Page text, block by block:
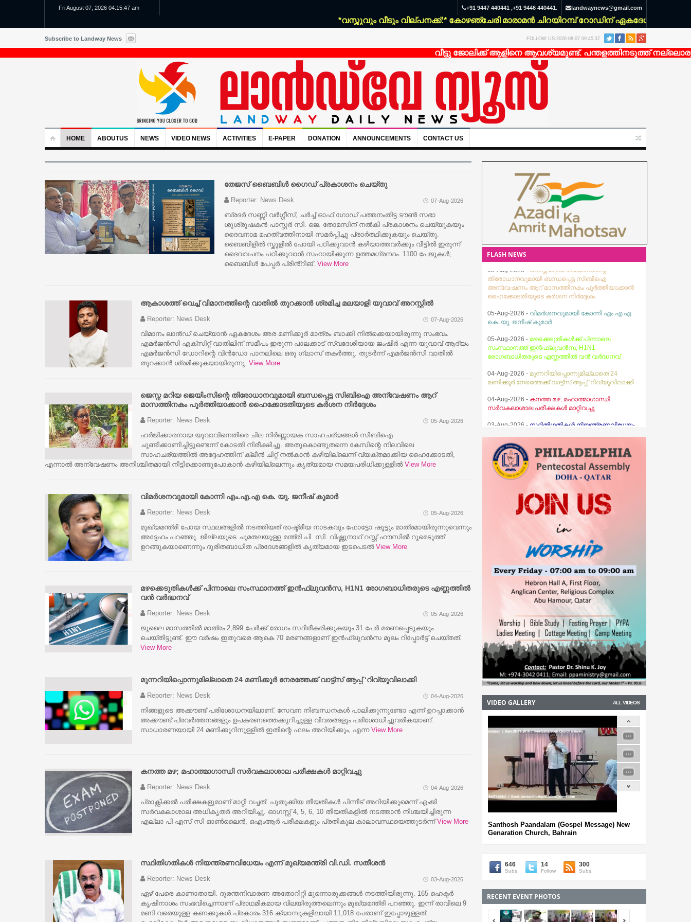
+91 9447 440441 ,+91 9446 440441. landwaynews@gmail.com
Fri August 07, 2026 04:15:48 am
*വസ്തുവും വീടും വില്പനക്ക്:* കോഴഞ്ചേരി മാരാമൻ ചിറയിറമ്പ് റോഡിന് ഏകദേശം 200 മീറ്റർ
FOLLOW US:2026-08-07 09:45:37
Subscribe to Landway News
വീട്ടു ജോലിക്ക് ആളിനെ ആവശ്യമുണ്ട്. പന്തളത്തിനടുത്ത് നല്ലൊരു
HOME ABOUTUS NEWS VIDEO NEWS ACTIVITIES E-PAPER DONATION ANNOUNCEMENTS CONTACT US
തേജസ് ബൈബിൾ ഗൈഡ് പ്രകാശനം ചെയ്തു
Reporter: News Desk 07-Aug-2026
ബ്രദർ സണ്ണി വർഗ്ഗീസ്, ചർച്ച് ഓഫ് ഗോഡ് പത്തനംതിട്ട ടൗൺ സഭാ
ശുശ്രൂഷകൻ പാസ്റ്റർ സി. ജെ. തോമസിന് നൽകി പ്രകാശനം ചെയ്യുകയും
ദൈവനാമ മഹത്വത്തിനായി സമർപ്പിച്ചു പ്രാർത്ഥിക്കുകയും ചെയ്തു.
ബൈബിളിൽ സ്കൂളിൽ പോയി പഠിക്കുവാൻ കഴിയാത്തവർക്കും വീട്ടിൽ ഇരുന്ന്
ദൈവവചനം പഠിക്കുവാൻ സഹായിക്കുന്ന ഉത്തമഗ്രന്ഥം. 1100 പേജുകൾ;
ബൈബിൾ പേപ്പർ പ്രിൻ്റിങ്. View More
ആകാശത്ത് വെച്ച് വിമാനത്തിന്റെ വാതിൽ തുറക്കാൻ ശ്രമിച്ച മലയാളി യുവാവ് അറസ്റ്റിൽ
Reporter: News Desk 07-Aug-2026
വിമാനം ലാൻഡ് ചെയ്യാൻ ഏകദേശം അര മണിക്കൂർ മാത്രം ബാക്കി നിൽക്കെയായിരുന്നു സംഭവം.
എമർജൻസി എക്സിറ്റ് വാതിലിന് സമീപം ഇരുന്ന പാലക്കാട് സ്വദേശിയായ ജംഷീർ എന്ന യുവാവ് ആദ്യം
എമർജൻസി ഡോറിന്റെ വിൻഡോ പാനലിലെ ഒരു ഗ്ലാസ് തകർത്തു. തുടർന്ന് എമർജൻസി വാതിൽ
തുറക്കാൻ ശ്രമിക്കുകയായിരുന്നു. View More
ജെസ്ന മറിയ ജെയിംസിന്റെ തിരോധാനവുമായി ബന്ധപ്പെട്ട സിബിഐ അന്വേഷണം ആറ്
മാസത്തിനകം പൂര്‍ത്തിയാക്കാന്‍ ഹൈക്കോടതിയുടെ കര്‍ശന നിര്‍ദ്ദേശം
Reporter: News Desk 05-Aug-2026
ഹര്‍ജിക്കാരനായ യുവാവിനെതിരെ ചില നിര്‍ണ്ണായക സാഹചര്യങ്ങള്‍ സിബിഐ
ചൂണ്ടിക്കാണിച്ചിട്ടുണ്ടെന്ന് കോടതി നിരീക്ഷിച്ചു. അതുകൊണ്ടുതന്നെ കേസിന്റെ നിലവിലെ
സാഹചര്യത്തില്‍ അദ്ദേഹത്തിന് ക്ലീന്‍ ചിറ്റ് നല്‍കാന്‍ കഴിയില്ലെന്ന് വ്യക്തമാക്കിയ ഹൈക്കോടതി,
എന്നാല്‍ അന്വേഷണം അനിശ്ചിതമായി നീട്ടിക്കൊണ്ടുപോകാന്‍ കഴിയില്ലെന്നും കൃത്യമായ സമയപരിധിക്കുള്ളില്‍ View More
വിമർശനവുമായി കോന്നി എം.എ.എ കെ. യു. ജനീഷ് കുമാർ
Reporter: News Desk 05-Aug-2026
മുഖ്യമന്ത്രി പോയ സ്ഥലങ്ങളിൽ നടത്തിയത് രാഷ്ട്രീയ നാടകവും ഫോട്ടോ ഷൂട്ടും മാത്രമായിരുന്നുവെന്നും
അദ്ദേഹം പറഞ്ഞു. ജില്ലയുടെ ചുമതലയുള്ള മന്ത്രി പി. സി. വിഷ്ണുനാഥ് റസ്റ്റ് ഹൗസിൽ റൂമെടുത്ത്
ഉറങ്ങുകയാണെന്നും ദുരിതബാധിത പ്രദേശങ്ങളിൽ കൃത്യമായ ഇടപെടൽ View More
മഴക്കെടുതികൾക്ക് പിന്നാലെ സംസ്ഥാനത്ത് ഇൻഫ്ലുവൻസ, H1N1 രോഗബാധിതരുടെ എണ്ണത്തിൽ
വൻ വർദ്ധനവ്
Reporter: News Desk 05-Aug-2026
ജൂലൈ മാസത്തിൽ മാത്രം 2,899 പേർക്ക് രോഗം സ്ഥിരീകരിക്കുകയും 31 പേർ മരണപ്പെടുകയും
ചെയ്തിട്ടുണ്ട്. ഈ വർഷം ഇതുവരെ ആകെ 70 മരണങ്ങളാണ് ഇൻഫ്ലുവൻസ മൂലം റിപ്പോർട്ട് ചെയ്തത്.
View More
മുന്നറിയിപ്പൊന്നുമില്ലാതെ 24 മണിക്കൂർ നേരത്തേക്ക് വാട്ട്സ് ആപ്പ് ‘റിവ്യൂവിലാക്കി
Reporter: News Desk 04-Aug-2026
നിങ്ങളുടെ അക്കൗണ്ട് പരിശോധനയിലാണ്. സേവന നിബന്ധനകൾ പാലിക്കുന്നുണ്ടോ എന്ന് ഉറപ്പാക്കാൻ
അക്കൗണ്ട് പ്രവർത്തനങ്ങളും ഉപകരണത്തെക്കുറിച്ചുള്ള വിവരങ്ങളും പരിശോധിച്ചുവരികയാണ്.
സാധാരണയായി 24 മണിക്കൂറിനുള്ളിൽ ഇതിന്റെ ഫലം അറിയിക്കും, എന്ന View More
കനത്ത മഴ; മഹാത്മാഗാന്ധി സര്‍വകലാശാല പരീക്ഷകള്‍ മാറ്റിവച്ചു
Reporter: News Desk 04-Aug-2026
പ്രാക്റ്റിക്കല്‍ പരീക്ഷകളുമാണ് മാറ്റി വച്ചത്. പുതുക്കിയ തീയതികള്‍ പിന്നീട് അറിയിക്കുമെന്ന് എംജി
സര്‍വകലാശാല അധികൃതര്‍ അറിയിച്ചു. ഓഗസ്റ്റ് 4, 5, 6, 10 തീയതികളില്‍ നടത്താന്‍ നിശ്ചയിച്ചിരുന്ന
എല്ലാ പി എസ് സി ഓണ്‍ലൈന്‍, ഒഎംആര്‍ പരീക്ഷകളും പ്രതികൂല കാലാവസ്ഥയെത്തുടര്‍ന്ന്View More
സ്ഥിതിഗതികൾ നിയന്ത്രണവിധേയം എന്ന് മുഖ്യമന്ത്രി വി.ഡി. സതീശൻ
Reporter: News Desk 03-Aug-2026
ഏഴ് പേരെ കാണാതായി. ദുരന്തനിവാരണ അതോറിറ്റി മുന്നൊരുക്കങ്ങൾ നടത്തിയിരുന്നു. 165 ഹെക്ട‌ർ
കൃഷിനാശം സംഭവിച്ചെന്നാണ് പ്രാഥമികമായ വിലയിരുത്തലെന്നും മുഖ്യമന്ത്രി പറഞ്ഞു. ഇന്ന് രാവിലെ 9
മണി വരെയുള്ള കണക്കുകൾ പ്രകാരം 316 ക്യാമ്പുകളിലായി 11,018 പേരാണ് ഇപ്പോഴുള്ളത്.
FLASH NEWS
05-Aug-2026 -
ജെസ്ന മറിയ ജെയിംസിന്റെ
തിരോധാനവുമായി ബന്ധപ്പെട്ട സിബിഐ
അന്വേഷണം ആറ് മാസത്തിനകം പൂര്‍ത്തിയാക്കാന്‍
ഹൈക്കോടതിയുടെ കര്‍ശന നിര്‍ദ്ദേശം
05-Aug-2026 -
വിമർശനവുമായി കോന്നി എം.എ.എ
കെ. യു. ജനീഷ് കുമാർ
05-Aug-2026 - മഴക്കെടുതികൾക്ക് പിന്നാലെ
സംസ്ഥാനത്ത് ഇൻഫ്ലുവൻസ, H1N1
രോഗബാധിതരുടെ എണ്ണത്തിൽ വൻ വർദ്ധനവ്
04-Aug-2026 -
മുന്നറിയിപ്പൊന്നുമില്ലാതെ 24
മണിക്കൂർ നേരത്തേക്ക് വാട്ട്സ് ആപ്പ് ‘റിവ്യൂവിലാക്കി
04-Aug-2026 -
കനത്ത മഴ; മഹാത്മാഗാന്ധി
സര്‍വകലാശാല പരീക്ഷകള്‍ മാറ്റിവച്ചു
എന്ന് മുഖ്യമന്ത്രി വി.ഡി. സതീശൻ
07-Aug-2026 - തേജസ് ബൈബിൾ ഗൈഡ്
പ്രകാശനം ചെയ്തു
07-Aug-2026 -
ആകാശത്ത് വെച്ച് വിമാനത്തിന്റെ
വാതിൽ തുറക്കാൻ ശ്രമിച്ച മലയാളി യുവാവ്
ALL VIDEOS
VIDEO GALLERY
Santhosh Paandalam (Gospel Message) New
Genaration Church, Bahrain
646
Subs.
14
Follow.
300
Subs.
RECENT EVENT PHOTOS
<span></span>